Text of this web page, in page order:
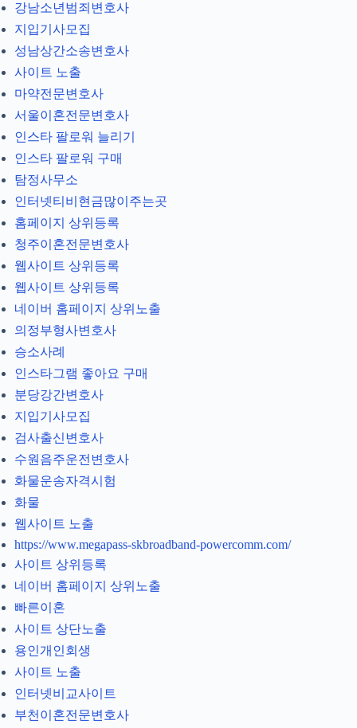
강남소년범죄변호사
지입기사모집
성남상간소송변호사
사이트 노출
마약전문변호사
서울이혼전문변호사
인스타 팔로워 늘리기
인스타 팔로워 구매
탐정사무소
인터넷티비현금많이주는곳
홈페이지 상위등록
청주이혼전문변호사
웹사이트 상위등록
웹사이트 상위등록
네이버 홈페이지 상위노출
의정부형사변호사
승소사례
인스타그램 좋아요 구매
분당강간변호사
지입기사모집
검사출신변호사
수원음주운전변호사
화물운송자격시험
화물
웹사이트 노출
https://www.megapass-skbroadband-powercomm.com/
사이트 상위등록
네이버 홈페이지 상위노출
빠른이혼
사이트 상단노출
용인개인회생
사이트 노출
인터넷비교사이트
부천이혼전문변호사